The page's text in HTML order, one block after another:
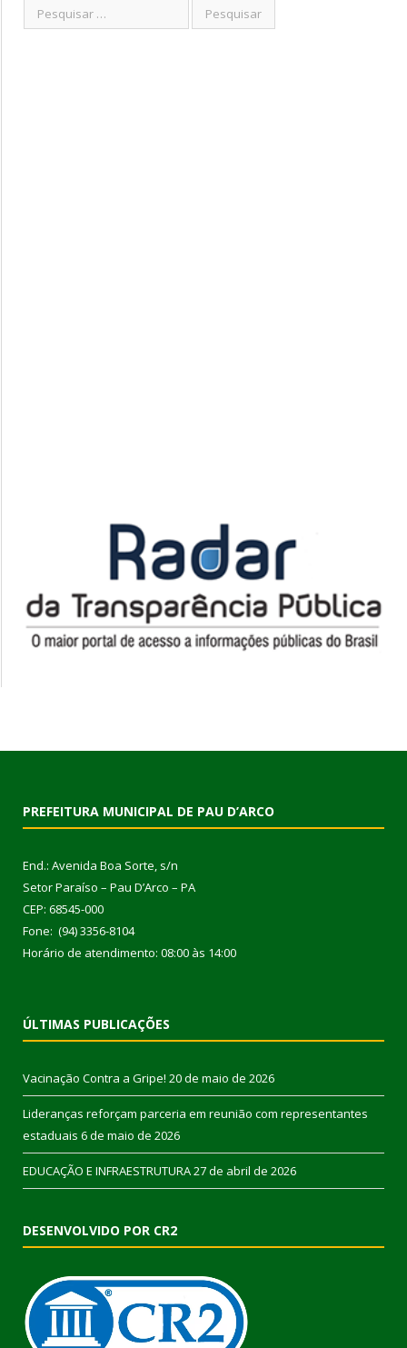
PREFEITURA MUNICIPAL DE PAU D’ARCO
End.: Avenida Boa Sorte, s/n
Setor Paraíso – Pau D’Arco – PA
CEP: 68545-000
Fone: (94) 3356-8104
Horário de atendimento: 08:00 às 14:00
ÚLTIMAS PUBLICAÇÕES
Vacinação Contra a Gripe! 20 de maio de 2026
Lideranças reforçam parceria em reunião com representantes
estaduais 6 de maio de 2026
EDUCAÇÃO E INFRAESTRUTURA27 de abril de 2026
DESENVOLVIDO POR CR2